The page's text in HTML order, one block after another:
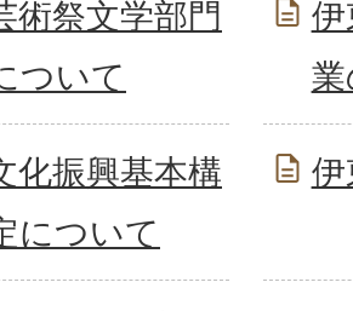
術祭文学部門
ついて
伊
化振興基本構
について
伊